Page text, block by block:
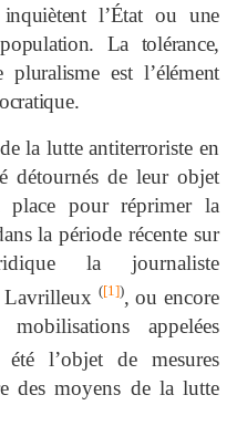
l’État ou une
La tolérance,
est l’élément
la lutte antiterroriste en
détournés de leur objet
place pour réprimer la
la période récente sur
la journaliste
Lavrilleux ([1]), ou encore
appelées
l’objet de mesures
des moyens de la lutte